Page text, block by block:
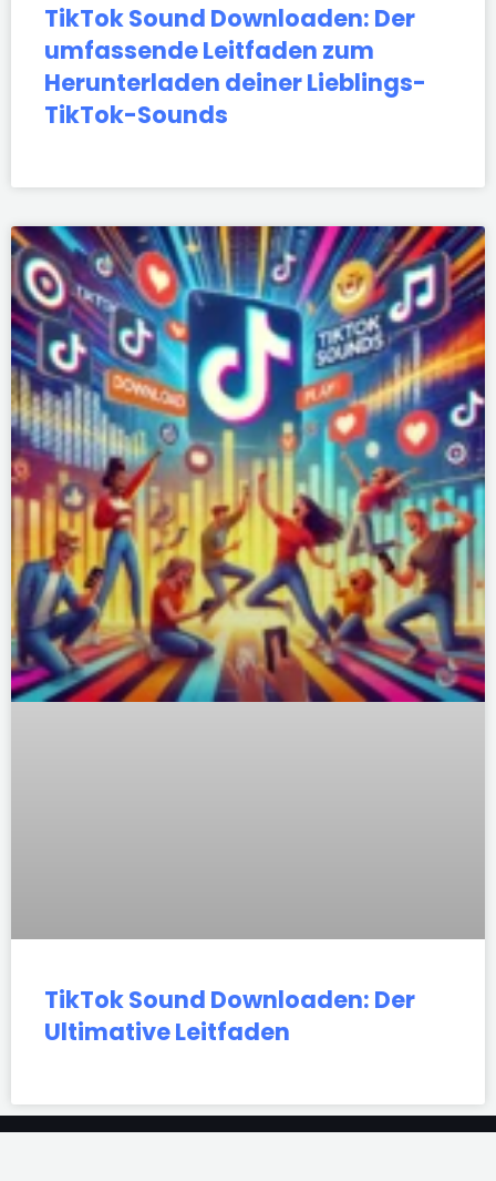
TikTok Sound Downloaden: Der
umfassende Leitfaden zum
Herunterladen deiner Lieblings-
TikTok-Sounds
TikTok Sound Downloaden: Der
Ultimative Leitfaden